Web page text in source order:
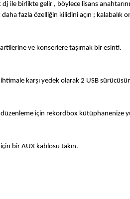
ile birlikte gelir , böylece lisans
fazla özelliğin kilidini açın ; kalabalık
ve konserlere taşımak bir esinti.
karşı yedek olarak 2 USB
için rekordbox kütüphanenize
bir AUX kablosu takın.